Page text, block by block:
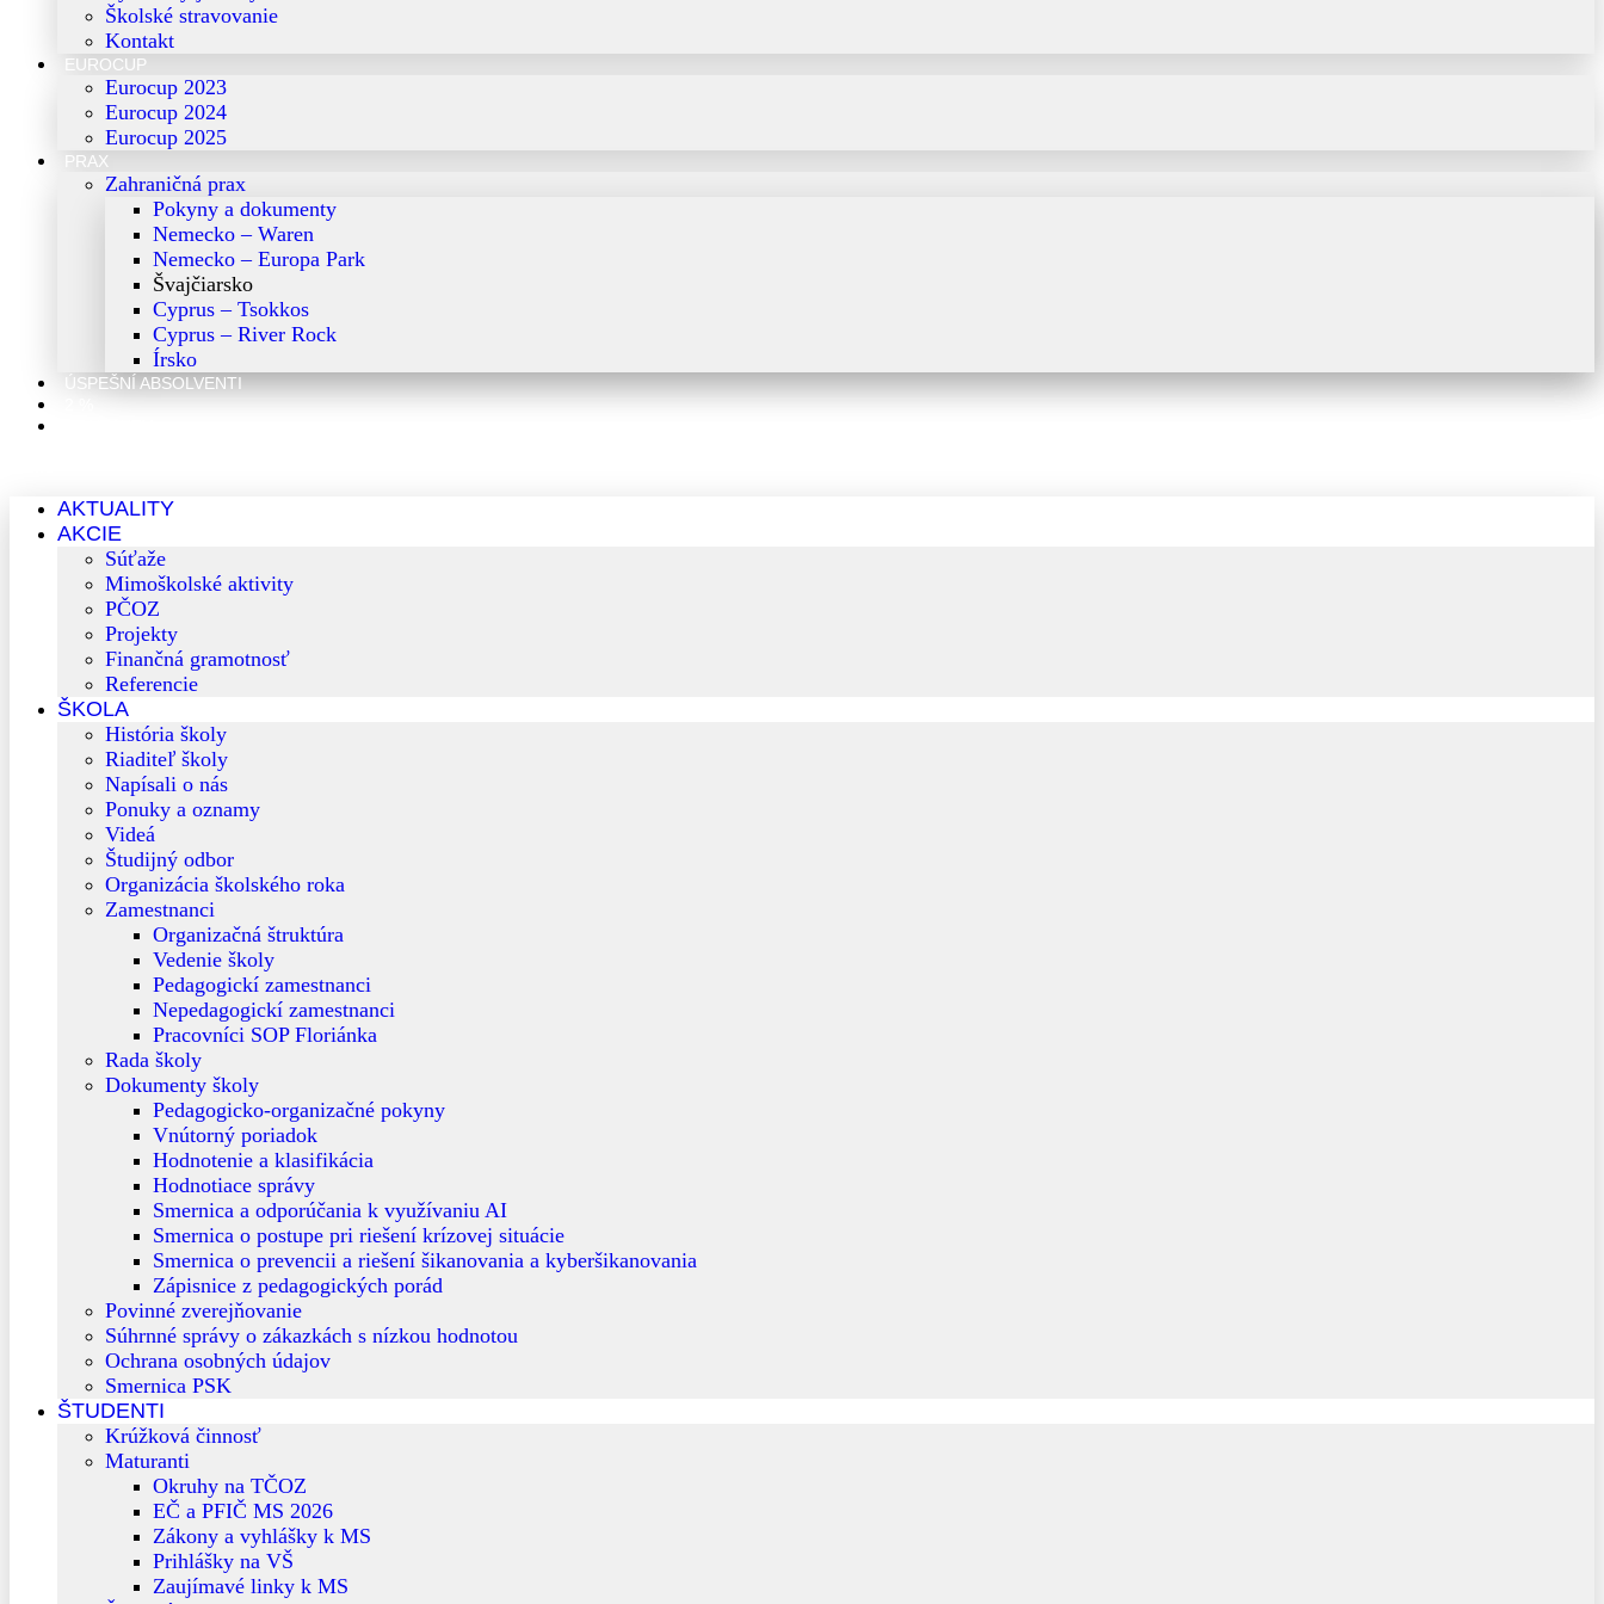
Školské stravovanie
Kontakt
EUROCUP
Eurocup 2023
Eurocup 2024
Eurocup 2025
PRAX
Zahraničná prax
Pokyny a dokumenty
Nemecko – Waren
Nemecko – Europa Park
Švajčiarsko
Cyprus – Tsokkos
Cyprus – River Rock
Írsko
ÚSPEŠNÍ ABSOLVENTI
AKTUALITY
AKCIE
Súťaže
Mimoškolské aktivity
PČOZ
Projekty
Finančná gramotnosť
Referencie
ŠKOLA
História školy
Riaditeľ školy
Napísali o nás
Ponuky a oznamy
Videá
Študijný odbor
Organizácia školského roka
Zamestnanci
Organizačná štruktúra
Vedenie školy
Pedagogickí zamestnanci
Nepedagogickí zamestnanci
Pracovníci SOP Floriánka
Rada školy
Dokumenty školy
Pedagogicko-organizačné pokyny
Vnútorný poriadok
Hodnotenie a klasifikácia
Hodnotiace správy
Smernica a odporúčania k využívaniu AI
Smernica o postupe pri riešení krízovej situácie
Smernica o prevencii a riešení šikanovania a kyberšikanovania
Zápisnice z pedagogických porád
Povinné zverejňovanie
Súhrnné správy o zákazkách s nízkou hodnotou
Ochrana osobných údajov
Smernica PSK
ŠTUDENTI
Krúžková činnosť
Maturanti
Okruhy na TČOZ
EČ a PFIČ MS 2026
Zákony a vyhlášky k MS
Prihlášky na VŠ
Zaujímavé linky k MS